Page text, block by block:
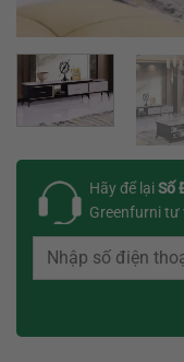
Hãy để lạiSố
Greenfurni tư